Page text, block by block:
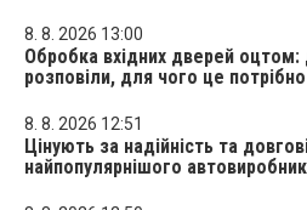
8. 8. 2026 13:00
Обробка вхідних дверей оцтом:
розповіли, для чого це потрібно
8. 8. 2026 12:51
Цінують за надійність та
найпопулярнішого